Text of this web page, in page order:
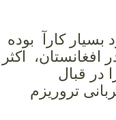
بسیار کارآ بوده
افغانستان، اکثر
در قبال
تروریزم